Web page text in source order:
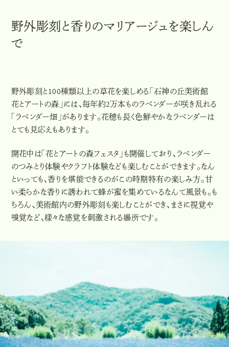
野外彫刻と香りのマリアージュを楽しん
で
野外彫刻と100種類以上の草花を楽しめる「石神の丘美術館
花とアートの森」には、毎年約2万本ものラベンダーが咲き乱れる
「ラベンダー畑」があります。花穂も長く色鮮やかなラベンダーは
とても見応えもあります。
開花中は「花とアートの森フェスタ」も開催しており、ラベンダー
のつみとり体験やクラフト体験なども楽しむことができます。なん
といっても、香りを堪能できるのがこの時期特有の楽しみ方。甘
い柔らかな香りに誘われて蜂が蜜を集めているなんて風景も。も
ちろん、美術館内の野外彫刻も楽しむことができ、まさに視覚や
嗅覚など、様々な感覚を刺激される場所です。